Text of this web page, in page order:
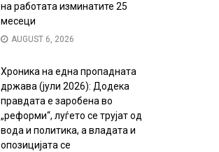
на работата изминатите 25
месеци
AUGUST 6, 2026
Хроника на една пропадната
држава (јули 2026): Додека
правдата е заробена во
„реформи“, луѓето се трујат од
вода и политика, а владата и
опозицијата се